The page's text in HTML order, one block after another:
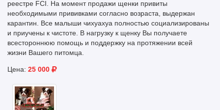
реестре FCI. На момент продажи щенки привиты
необходимыми прививками согласно возраста, выдержан
карантин. Все малыши чихуахуа полностью социализированы
и приучены к чистоте. В нагрузку к щенку Вы получаете
всестороннюю помощь и поддержку на протяжении всей
жизни Вашего питомца.
Цена: 25 000